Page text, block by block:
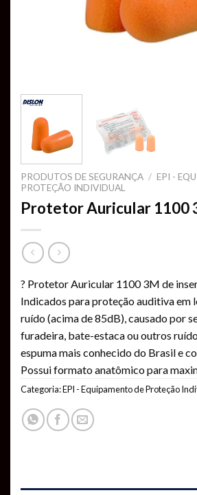
PRODUTOS DE SEGURANÇA / EPI -
PROTEÇÃO INDIVIDUAL
Protetor Auricular 1100
? Protetor Auricular 1100 3M de
Indicados para proteção auditiva em
ruído (acima de 85dB), causado por
furadeira, bate-estaca ou outros
espuma mais conhecido do Brasil e
Possui formato anatômico para
Categoria:EPI - Equipamento de Proteção